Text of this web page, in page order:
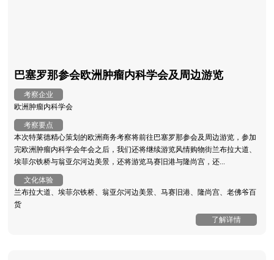
巴塞罗那参会欧洲肿瘤内科学会及周边游览
考察企业
欧洲肿瘤内科学会
考察要点
本次特莱德精心策划的欧洲商务考察将前往巴塞罗那参会及周边游览，参加
完欧洲肿瘤内科学会年会之后，我们还将继续游览风情购物街兰布拉大道、
埃菲尔铁桥与翁亚尔河边美景，还将游览马赛旧港与隆尚宫，还...
文化体验
兰布拉大道、埃菲尔铁桥、翁亚尔河边美景、马赛旧港、隆尚宫、老佛爷百
货
了解详情